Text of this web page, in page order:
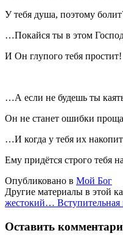
У тебя душа, поэтому
…Покайся ты в этом
И Он глупого тебя простит!
…А если не будешь ты
Он не станет ошибки
…И когда у тебя их
Ему придётся строго тебя
Опубликовано в Мой Бог
Другие материалы в этой
жестокий… Вступительная
Оставить